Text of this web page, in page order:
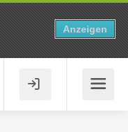
Anzeigen